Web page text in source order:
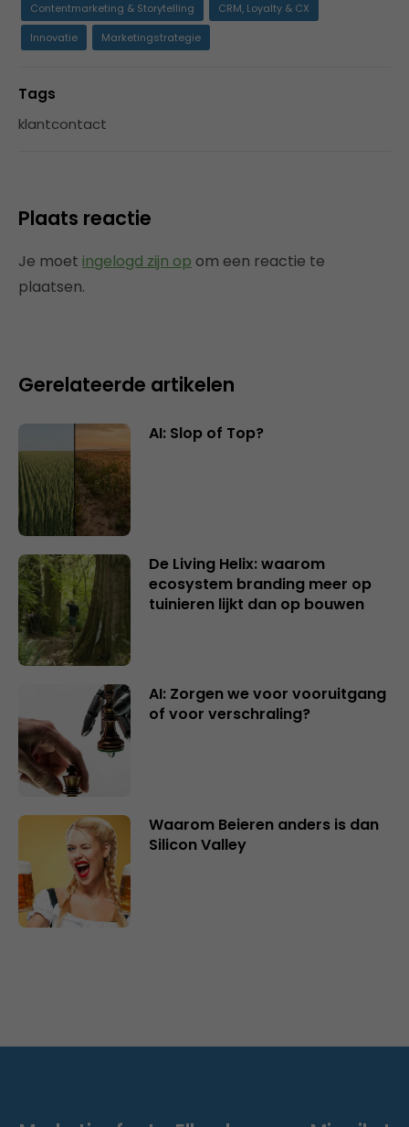
Contentmarketing & Storytelling
CRM, Loyalty & CX
Innovatie
Marketingstrategie
Tags
klantcontact
Plaats reactie
Je moet ingelogd zijn op om een reactie te
plaatsen.
Gerelateerde artikelen
AI: Slop of Top?
De Living Helix: waarom
ecosystem branding meer op
tuinieren lijkt dan op bouwen
AI: Zorgen we voor vooruitgang
of voor verschraling?
Waarom Beieren anders is dan
Silicon Valley